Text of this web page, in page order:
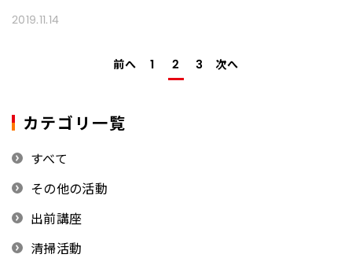
2019.11.14
前へ 1 2 3 次へ
カテゴリ一覧
すべて
その他の活動
出前講座
清掃活動